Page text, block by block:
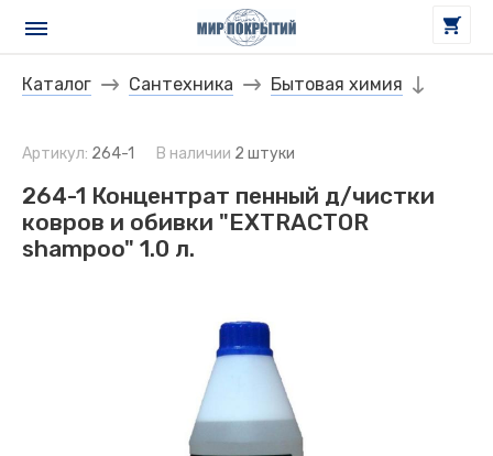
Каталог Сантехника Бытовая химия
Артикул: 264-1 В наличии 2 штуки
264-1 Концентрат пенный д/чистки
ковров и обивки "EXTRACTOR
shampoo" 1.0 л.